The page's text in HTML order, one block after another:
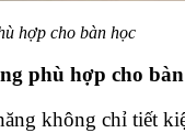
hợp cho bàn học
phù hợp cho
không chỉ tiết